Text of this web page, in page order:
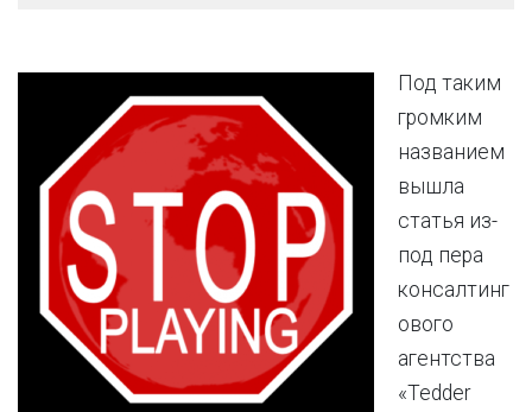
Под таким
громким
названием
вышла
статья из-
под пера
консалтинг
ового
агентства
«Tedder